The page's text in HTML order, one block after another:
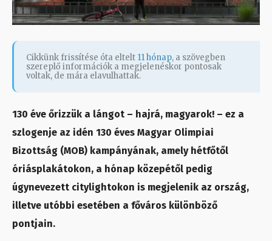
Cikkünk frissítése óta eltelt 11 hónap, a szövegben
szereplő információk a megjelenéskor pontosak
voltak, de mára elavulhattak.
130 éve őrizzük a lángot – hajrá, magyarok! – ez a
szlogenje az idén 130 éves Magyar Olimpiai
Bizottság (MOB) kampányának, amely hétfőtől
óriásplakátokon, a hónap közepétől pedig
úgynevezett citylightokon is megjelenik az ország,
illetve utóbbi esetében a főváros különböző
pontjain.